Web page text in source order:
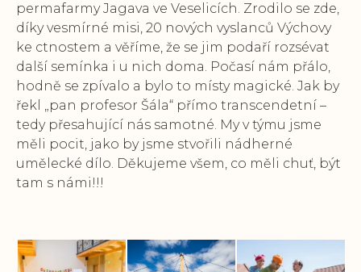
permafarmy Jagava ve Veselicích. Zrodilo se zde,
díky vesmírné misi, 20 nových vyslanců Výchovy
ke ctnostem a věříme, že se jim podaří rozsévat
další semínka i u nich doma. Počasí nám přálo,
hodně se zpívalo a bylo to místy magické. Jak by
řekl „pan profesor Šála“ přímo transcendetní –
tedy přesahující nás samotné. My v týmu jsme
měli pocit, jako by jsme stvořili nádherné
umělecké dílo. Děkujeme všem, co měli chuť, být
tam s námi!!!